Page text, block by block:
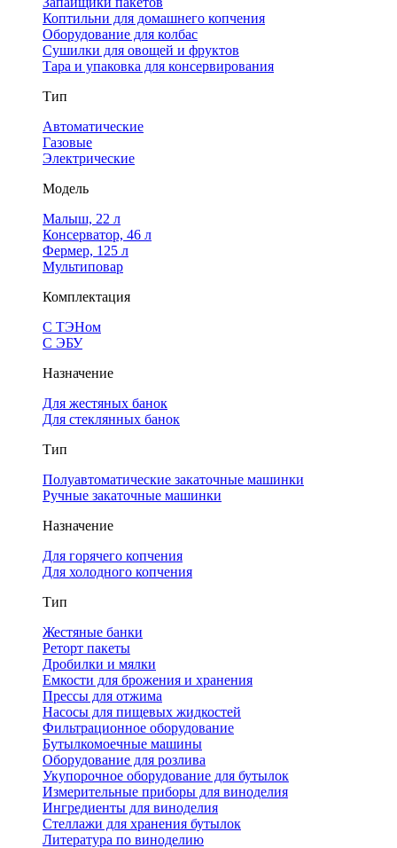
Коптильни для домашнего копчения
Оборудование для колбас
Сушилки для овощей и фруктов
Тара и упаковка для консервирования
Тип
Автоматические
Газовые
Электрические
Модель
Малыш, 22 л
Консерватор, 46 л
Фермер, 125 л
Мультиповар
Комплектация
С ТЭНом
С ЭБУ
Назначение
Для жестяных банок
Для стеклянных банок
Тип
Полуавтоматические закаточные машинки
Ручные закаточные машинки
Назначение
Для горячего копчения
Для холодного копчения
Тип
Жестяные банки
Реторт пакеты
Дробилки и мялки
Емкости для брожения и хранения
Прессы для отжима
Насосы для пищевых жидкостей
Фильтрационное оборудование
Бутылкомоечные машины
Оборудование для розлива
Укупорочное оборудование для бутылок
Измерительные приборы для виноделия
Ингредиенты для виноделия
Стеллажи для хранения бутылок
Литература по виноделию